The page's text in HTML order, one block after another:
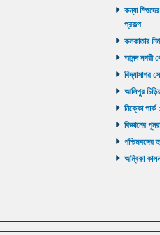
কন্যা
প্রকল্প
কলকাতার
আনন্দ নগরী
বিদ্যাসাগর
আলিপুর
নিক্কো পার্ক
বিজ্ঞানের
পশ্চিমবঙ্গের
অম্বিকা